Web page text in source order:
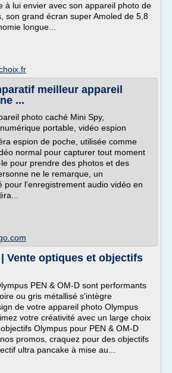
à lui envier avec son appareil photo de
son grand écran super Amoled de 5,8
longue...
meilleur appareil
...
photo caché Mini Spy,
portable, vidéo espion
espion de poche, utilisée comme
normal pour capturer tout moment
pour prendre des photos et des
ne le remarque, un
pour l'enregistrement audio vidéo en
Vente optiques et objectifs
PEN & OM-D sont performants
ou gris métallisé s'intègre
de votre appareil photo Olympus
votre créativité avec un large choix
Olympus pour PEN & OM-D
promos, craquez pour des objectifs
ultra pancake à mise au...